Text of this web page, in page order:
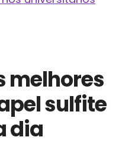
melhores
sulfite
dia